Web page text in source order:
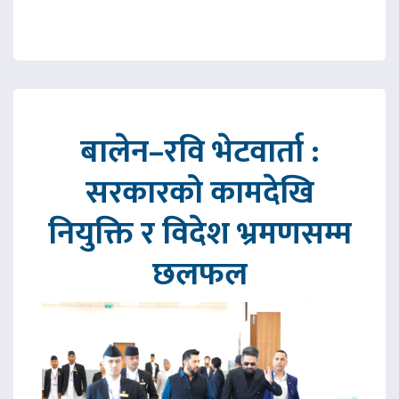
बालेन–रवि भेटवार्ता :
सरकारको कामदेखि
नियुक्ति र विदेश भ्रमणसम्म
छलफल